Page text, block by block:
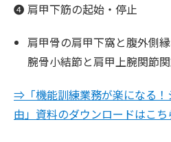
❹ 肩甲下筋の起始・停止
肩甲骨の肩甲下窩と腹外側
腕骨小結節と肩甲上腕関節
⇒「機能訓練業務が楽になる
由」資料のダウンロードはこち